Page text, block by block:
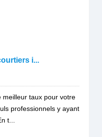
i...
meilleur taux pour votre
professionnels y ayant
t...